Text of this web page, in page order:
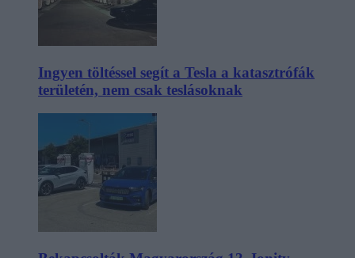
Ingyen töltéssel segít a Tesla a katasztrófák
területén, nem csak teslásoknak